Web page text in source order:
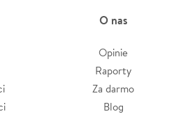
O nas
Opinie
Raporty
Za darmo
Blog